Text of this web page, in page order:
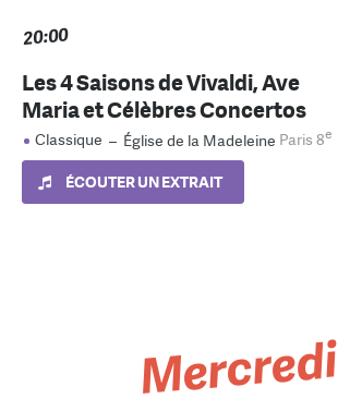
20:00
Les 4 Saisons de Vivaldi, Ave
Maria et Célèbres Concertos
Classique – Église de la Madeleine Paris 8e
ÉCOUTER UN EXTRAIT
Mercredi